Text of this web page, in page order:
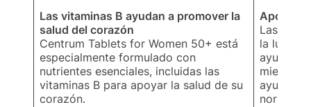
Las vitaminas B ayudan a promover la
salud del corazón
Centrum Tablets for Women 50+ está
especialmente formulado con
nutrientes esenciales, incluidas las
vitaminas B para apoyar la salud de su
corazón.
Apoya el
Las
la luteína
ayudan
mientras
ayudan
normal.